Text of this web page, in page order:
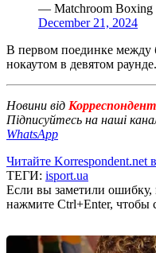
— Matchroom Boxing
December 21, 2024
В первом поединке между
нокаутом в девятом раунде.
Новини від
Підписуйтесь на наші
WhatsApp
Читайте Korrespondent.net
ТЕГИ: isport.ua
Если вы заметили ошибку,
нажмите Ctrl+Enter, чтобы